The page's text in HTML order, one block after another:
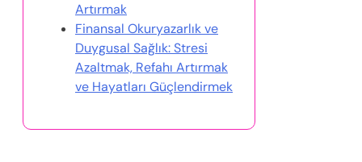
Artırmak
Finansal Okuryazarlık ve
Duygusal Sağlık: Stresi
Azaltmak, Refahı Artırmak
ve Hayatları Güçlendirmek